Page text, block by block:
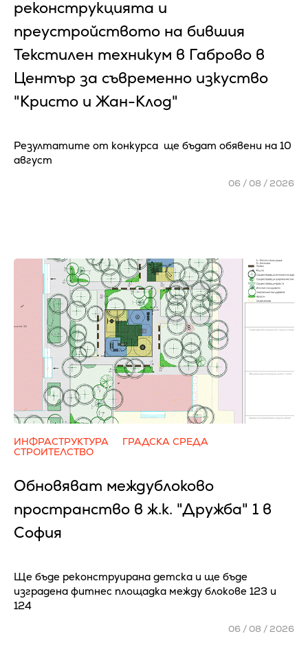
реконструкцията и
преустройството на бившия
Текстилен техникум в Габрово в
Център за съвременно изкуство
"Кристо и Жан-Клод"
Резултатите от конкурса ще бъдат обявени на 10
август
06 / 08 / 2026
ИНФРАСТРУКТУРА
ГРАДСКА СРЕДА
СТРОИТЕЛСТВО
Обновяват междублоково
пространство в ж.к. "Дружба" 1 в
София
Ще бъде реконструирана детска и ще бъде
изградена фитнес площадка между блокове 123 и
124
06 / 08 / 2026